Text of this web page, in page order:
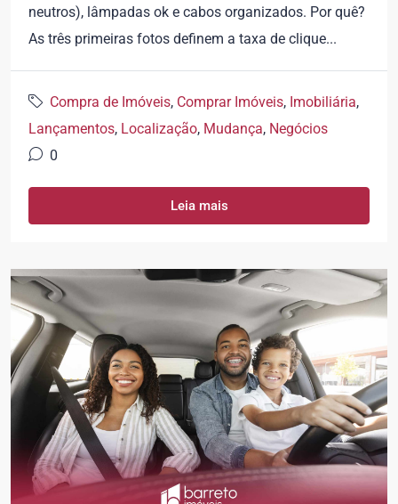
neutros), lâmpadas ok e cabos organizados. Por quê?
As três primeiras fotos definem a taxa de clique...
Compra de Imóveis, Comprar Imóveis, Imobiliária,
Lançamentos, Localização, Mudança, Negócios
0
Leia mais